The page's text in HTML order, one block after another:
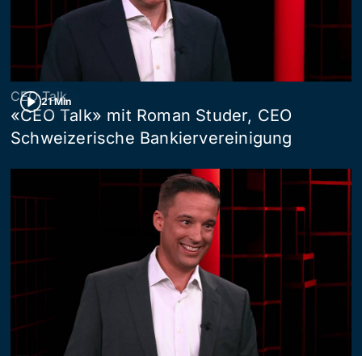
21 Min
CEO Talk
«CEO Talk» mit Roman Studer, CEO
Schweizerische Bankiervereinigung